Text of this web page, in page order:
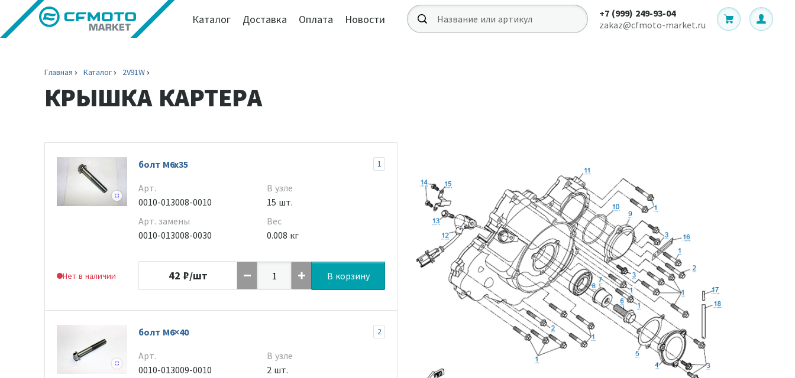
Каталог Доставка Оплата Новости
+7 (999) 249-93-04
zakaz@cfmoto-market.ru
Главная Каталог 2V91W
КРЫШКА КАРТЕРА
Нет в наличии
болт M6x35 1
Арт.
0010-013008-0010
Арт. замены
0010-013008-0030
В узле
15 шт.
Вес
0.008 кг
42 ₽/шт В корзину
болт M6×40 2
Арт.
0010-013009-0010
В узле
2 шт.